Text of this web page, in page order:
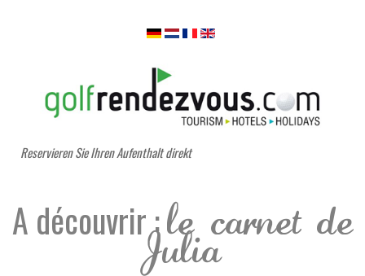
Reservieren Sie Ihren Aufenthalt direkt
A découvrir : le carnet de
Julia